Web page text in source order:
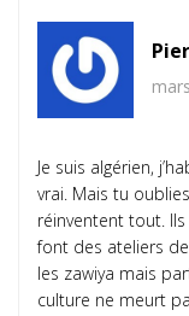
Je suis algérien,
vrai. Mais tu
réinventent tout.
font des ateliers
les zawiya mais
culture ne meurt